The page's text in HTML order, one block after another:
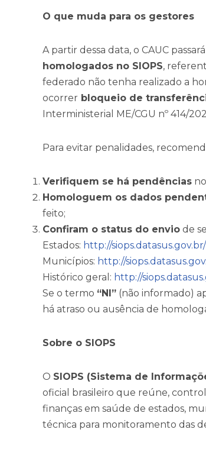
O que muda para os gestores
A partir dessa data, o CAUC
homologados no SIOPS,
federado não tenha realizado a
ocorrer bloqueio de
Interministerial ME/CGU nº 414/
Para evitar penalidades,
Verifiquem se há pendências
Homologuem os dados
feito;
Confiram o status do envio de
Estados: http://
Municípios: http://
Histórico geral: http://
Se o termo “NI” (não informado)
há atraso ou ausência de
Sobre o SIOPS
O SIOPS (Sistema de
oficial brasileiro que reúne,
finanças em saúde de estados,
técnica para monitoramento das